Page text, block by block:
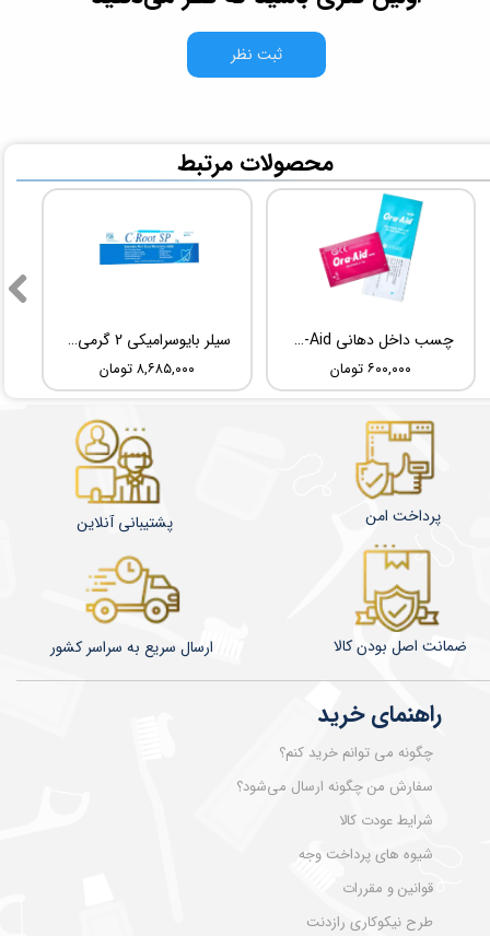
ثبت نظر
سیلر بایوسرامیکی 2 گرمی Root Dental Medical C-Root SP
۸,۶۸۵,۰۰۰ تومان
چسب داخل دهانی TBM Ora-Aid
۶۰۰,۰۰۰ تومان
​محصولات مرتبط
راهنمای خرید
چگونه می توانم خرید کنم؟
سفارش من چگونه ارسال می‌شود؟
شرایط عودت کالا
شیوه های پرداخت وجه
قوانین و مقررات
طرح نیکوکاری رازدنت
​​​​ارسال سریع به سراسر کشور ضمانت اصل بودن کالا
پشتیبانی آنلاین پرداخت امن